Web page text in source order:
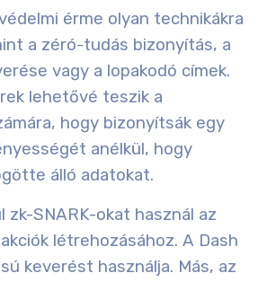
érme olyan technikákra
a zéró-tudás bizonyítás, a
vagy a lopakodó címek.
lehetővé teszik a
hogy bizonyítsák egy
anélkül, hogy
álló adatokat.
zk-SNARK-okat használ az
létrehozásához. A Dash
keverést használja. Más, az